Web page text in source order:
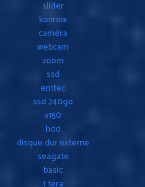
slider
konrow
caméra
webcam
zoom
ssd
emtec
ssd 240go
x150
hdd
disque dur externe
seagate
basic
1 téra